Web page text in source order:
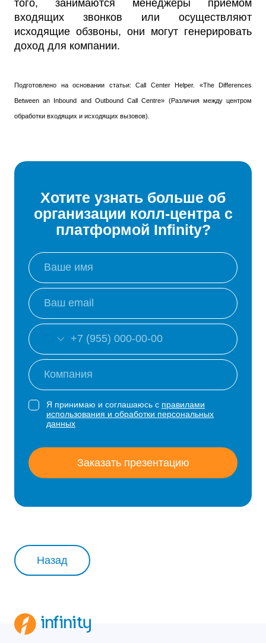
того, занимаются менеджеры приемом
входящих звонков или осуществляют
исходящие обзвоны, они могут генерировать
доход для компании.
Подготовлено на основании статьи: Call Center Helper. «The Differences
Between an Inbound and Outbound Call Centre» (Различия между центром
обработки входящих и исходящих вызовов).
Хотите узнать больше об
организации колл-центра с
платформой Infinity?
Я принимаю и соглашаюсь с правилами
использования и обработки персональных
данных
Заказать презентацию
Назад